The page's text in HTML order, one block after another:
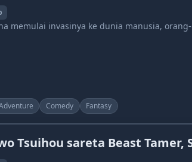
memulai invasinya ke dunia manusia,
Comedy Fantasy
Tsuihou sareta Beast